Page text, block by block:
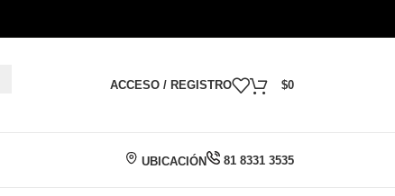
ACCESO / REGISTRO $0
UBICACIÓN 81 8331 3535